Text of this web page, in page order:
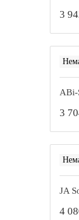
3
ABi-
3
JA
4